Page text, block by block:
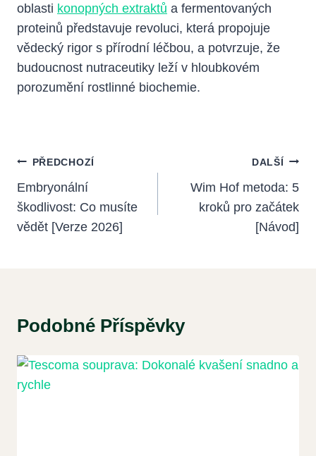
oblasti konopných extraktů a fermentovaných
proteinů představuje revoluci, která propojuje
vědecký rigor s přírodní léčbou, a potvrzuje, že
budoucnost nutraceutiky leží v hloubkovém
porozumění rostlinné biochemie.
Navigace
Pro
Příspěvek
PŘEDCHOZÍ
Embryonální
škodlivost: Co musíte
vědět [Verze 2026]
DALŠÍ
Wim Hof metoda: 5
kroků pro začátek
[Návod]
Podobné Příspěvky